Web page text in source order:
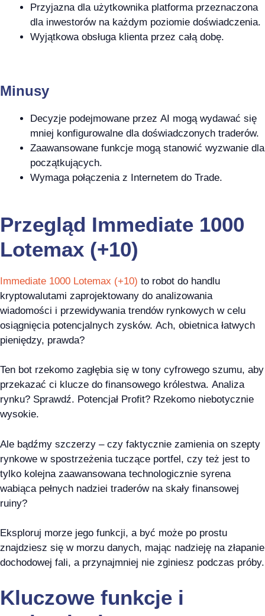
Przyjazna dla użytkownika platforma przeznaczona
dla inwestorów na każdym poziomie doświadczenia.
Wyjątkowa obsługa klienta przez całą dobę.
Minusy
Decyzje podejmowane przez AI mogą wydawać się
mniej konfigurowalne dla doświadczonych traderów.
Zaawansowane funkcje mogą stanowić wyzwanie dla
początkujących.
Wymaga połączenia z Internetem do Trade.
Przegląd Immediate 1000
Lotemax (+10)
Immediate 1000 Lotemax (+10) to robot do handlu
kryptowalutami zaprojektowany do analizowania
wiadomości i przewidywania trendów rynkowych w celu
osiągnięcia potencjalnych zysków. Ach, obietnica łatwych
pieniędzy, prawda?
Ten bot rzekomo zagłębia się w tony cyfrowego szumu, aby
przekazać ci klucze do finansowego królestwa. Analiza
rynku? Sprawdź. Potencjał Profit? Rzekomo niebotycznie
wysokie.
Ale bądźmy szczerzy – czy faktycznie zamienia on szepty
rynkowe w spostrzeżenia tuczące portfel, czy też jest to
tylko kolejna zaawansowana technologicznie syrena
wabiąca pełnych nadziei traderów na skały finansowej
ruiny?
Eksploruj morze jego funkcji, a być może po prostu
znajdziesz się w morzu danych, mając nadzieję na złapanie
dochodowej fali, a przynajmniej nie zginiesz podczas próby.
Kluczowe funkcje i